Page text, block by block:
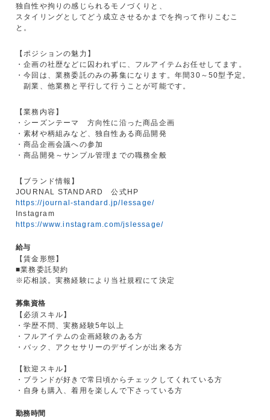
独自性や拘りの感じられるモノづくりと、
スタイリングとしてどう成立させるかまでを拘って作りこむこ
と。
【ポジションの魅力】
・企画の社歴などに囚われずに、フルアイテムお任せしてます。
・今回は、業務委託のみの募集になります。年間30～50型予定。
副業、他業務と平行して行うことが可能です。
【業務内容】
・シーズンテーマ 方向性に沿った商品企画
・素材や柄組みなど、独自性ある商品開発
・商品企画会議への参加
・商品開発～サンプル管理までの職務全般
【ブランド情報】
JOURNAL STANDARD 公式HP
https://journal-standard.jp/lessage/
Instagram
https://www.instagram.com/jslessage/
給与
【賃金形態】
■業務委託契約
※応相談。実務経験により当社規程にて決定
募集資格
【必須スキル】
・学歴不問、実務経験5年以上
・フルアイテムの企画経験のある方
・バック、アクセサリーのデザインが出来る方
【歓迎スキル】
・ブランドが好きで常日頃からチェックしてくれている方
・自身も購入、着用を楽しんで下さっている方
勤務時間